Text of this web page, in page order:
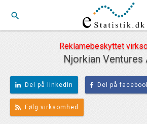
search
Reklamebeskyttet
Njorkian Ventures
Del på linkedIn Del på
Følg virksomhed